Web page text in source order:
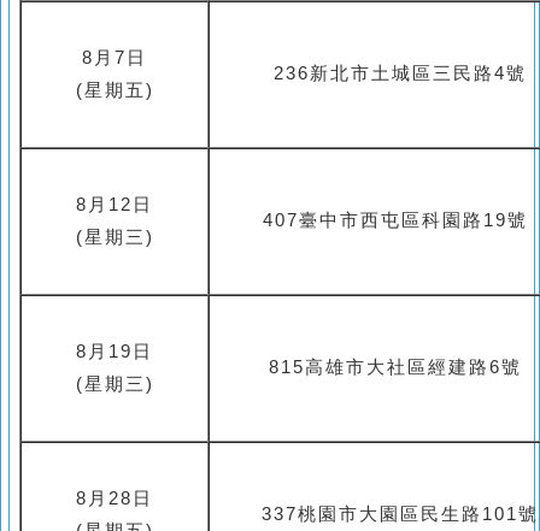
8 月7 日
(星期五)
236新北市土城區三民路4
8 月 12 日
(星期三)
407臺中市西屯區科園路19
8 月 19 日
(星期三)
815高雄市大社區經建路6
8 月 28 日
337桃園市大園區民生路